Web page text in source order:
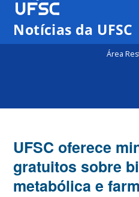
Notícias da UFSC
Área
UFSC oferece
gratuitos sobre
metabólica e